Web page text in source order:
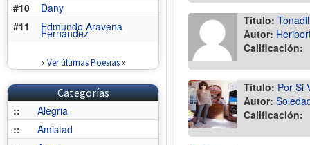
#10
Dany
#11
Edmundo Aravena
Fernández
« Ver últimas Poesias»
Categorías
::
Alegria
::
Amistad
Título:
Autor:
Calificación:
Título: Por Si
Autor:
Calificación: